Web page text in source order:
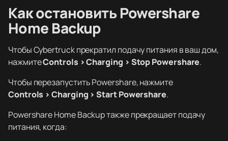
Как остановить Powershare
Home Backup
Чтобы Cybertruck прекратил подачу питания в ваш дом,
нажмитеControls > Charging > Stop Powershare.
Чтобы перезапустить Powershare, нажмите
Controls > Charging > Start Powershare.
Powershare Home Backup также прекращает подачу
питания, когда: